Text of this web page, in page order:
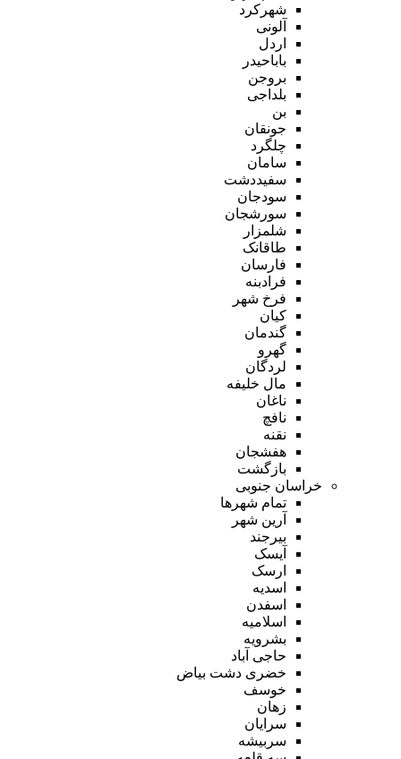
شهرکرد
آلونی
اردل
باباحیدر
بروجن
بلداجی
بن
جونقان
چلگرد
سامان
سفیددشت
سودجان
سورشجان
شلمزار
طاقانک
فارسان
فرادبنه
فرخ شهر
کیان
گندمان
گهرو
لردگان
مال خلیفه
ناغان
نافچ
نقنه
هفشجان
بازگشت
خراسان جنوبی
تمام شهر‌ها
آرین شهر
بیرجند
آیسک
ارسک
اسدیه
اسفدن
اسلامیه
بشرویه
حاجی آباد
خضری دشت بیاض
خوسف
زهان
سرایان
سربیشه